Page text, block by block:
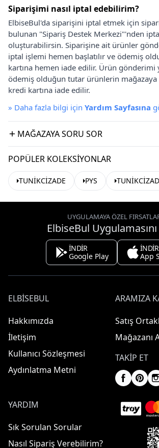
Siparişimi nasıl iptal edebilirim?
ElbiseBul'da siparişini iptal etmek için
bulunan "Sipariş Destek Merkezi"'nden
oluşturabilirsin. Siparişine ait ürünler
iptal işlemi hemen başlatılır ve ödemiş
kartına hemen iade edilir. Ürün gönderimi
ödemiş olduğun tutar ürünlerin mağazaya
kredi kartına iade edilir.
» Daha fazla bilgi için Yardım Sayfasına
MAĞAZAYA SORU SOR
POPÜLER KOLEKSIYONLAR
TUNİKCİZADE PYS
UYGULAMAYA ÖZEL
ElbiseBul
İNDİR
Google Play
İNDİR
App
ELBISEBUL
Hakkımızda
İletişim
Kullanıcı Sözleşmesi
Aydınlatma Metni
ARAMIZA
Satış
Mağazanı
TAKIP ET
YARDIM
Sık Sorulan Sorular
Nasıl Sipariş Verebilirim?